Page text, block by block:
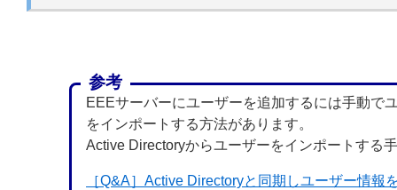
参考
EEEサーバーにユーザーを追加するには手動で
をインポートする方法があります。
Active Directoryからユーザーをインポートする
［Q&A］Active Directoryと同期しユーザー情報